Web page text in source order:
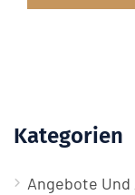
Kategorien
Angebote